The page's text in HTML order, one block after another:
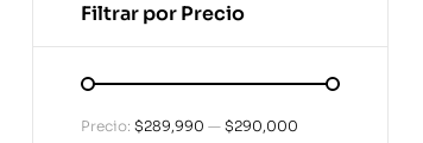
Filtrar por Precio
Precio: $289,990 — $290,000